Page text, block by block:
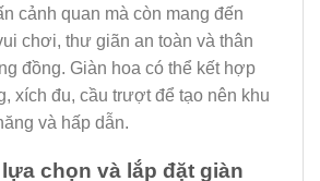
cảnh quan mà còn mang đến
chơi, thư giãn an toàn và thân
đồng. Giàn hoa có thể kết hợp
xích đu, cầu trượt để tạo nên khu
và hấp dẫn.
chọn và lắp đặt giàn